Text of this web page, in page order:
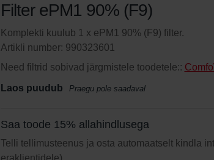
Filter ePM1 90% (F9)
Komplekti kuulub 1 x ePM1 90% (F9) filter.
Artikli number: 990323601
Need filtrid sobivad järgmistele toodetele::
Laos puudub
Praegu pole saadaval
Saa toode 15% allahindlusega
Telli tellimusteenus ja osta automaatselt kindla
eraklientidele)